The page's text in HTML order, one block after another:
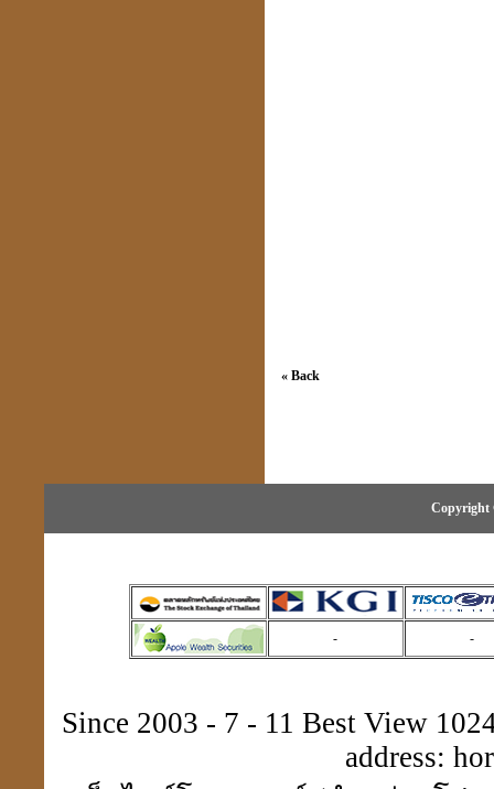
สถานีโทรทัศน์สีช่อง 7.
« Back
Copyright
- -
Since 2003 - 7 - 11 Best View
address: